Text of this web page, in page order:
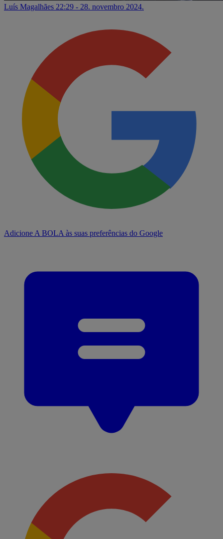
Luís Magalhães 22:29 - 28. novembro 2024.
Adicione A BOLA às suas preferências do Google